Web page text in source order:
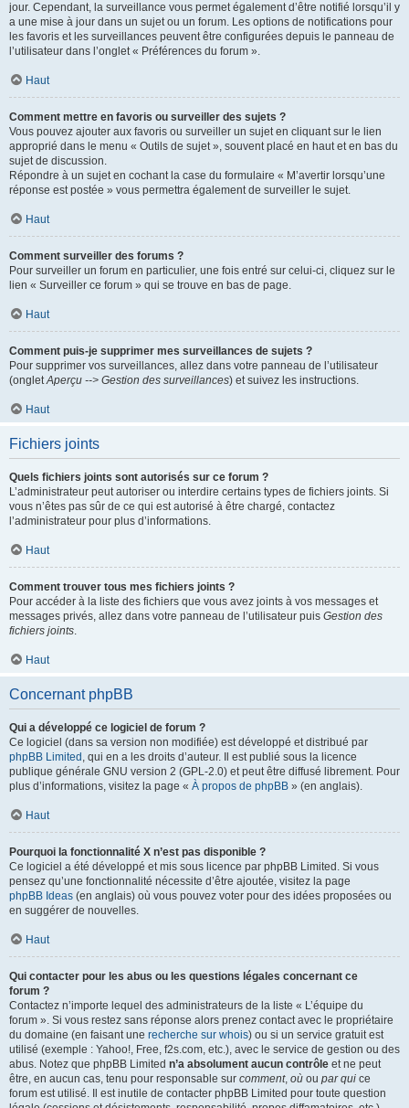
jour. Cependant, la surveillance vous permet également d’être notifié lorsqu’il y
a une mise à jour dans un sujet ou un forum. Les options de notifications pour
les favoris et les surveillances peuvent être configurées depuis le panneau de
l’utilisateur dans l’onglet « Préférences du forum ».
Haut
Comment mettre en favoris ou surveiller des sujets ?
Vous pouvez ajouter aux favoris ou surveiller un sujet en cliquant sur le lien
approprié dans le menu « Outils de sujet », souvent placé en haut et en bas du
sujet de discussion.
Répondre à un sujet en cochant la case du formulaire « M’avertir lorsqu’une
réponse est postée » vous permettra également de surveiller le sujet.
Haut
Comment surveiller des forums ?
Pour surveiller un forum en particulier, une fois entré sur celui-ci, cliquez sur le
lien « Surveiller ce forum » qui se trouve en bas de page.
Haut
Comment puis-je supprimer mes surveillances de sujets ?
Pour supprimer vos surveillances, allez dans votre panneau de l’utilisateur
(ongletAperçu --> Gestion des surveillances) et suivez les instructions.
Haut
Fichiers joints
Quels fichiers joints sont autorisés sur ce forum ?
L’administrateur peut autoriser ou interdire certains types de fichiers joints. Si
vous n’êtes pas sûr de ce qui est autorisé à être chargé, contactez
l’administrateur pour plus d’informations.
Haut
Comment trouver tous mes fichiers joints ?
Pour accéder à la liste des fichiers que vous avez joints à vos messages et
messages privés, allez dans votre panneau de l’utilisateur puis Gestion des
fichiers joints.
Haut
Concernant phpBB
Qui a développé ce logiciel de forum ?
Ce logiciel (dans sa version non modifiée) est développé et distribué par
phpBB Limited , qui en a les droits d’auteur. Il est publié sous la licence
publique générale GNU version 2 (GPL-2.0) et peut être diffusé librement. Pour
plus d’informations, visitez la page « À propos de phpBB » (en anglais).
Haut
Pourquoi la fonctionnalité X n’est pas disponible ?
Ce logiciel a été développé et mis sous licence par phpBB Limited. Si vous
pensez qu’une fonctionnalité nécessite d’être ajoutée, visitez la page
phpBB Ideas (en anglais) où vous pouvez voter pour des idées proposées ou
en suggérer de nouvelles.
Haut
Qui contacter pour les abus ou les questions légales concernant ce
forum ?
Contactez n’importe lequel des administrateurs de la liste « L’équipe du
forum ». Si vous restez sans réponse alors prenez contact avec le propriétaire
du domaine (en faisant une recherche sur whois) ou si un service gratuit est
utilisé (exemple : Yahoo!, Free, f2s.com, etc.), avec le service de gestion ou des
abus. Notez que phpBB Limited n’a absolument aucun contrôle et ne peut
être, en aucun cas, tenu pour responsable sur comment, où ou par qui ce
forum est utilisé. Il est inutile de contacter phpBB Limited pour toute question